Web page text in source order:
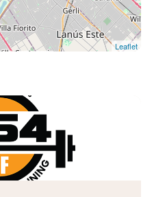
Leaflet